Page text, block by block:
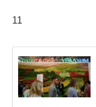
11